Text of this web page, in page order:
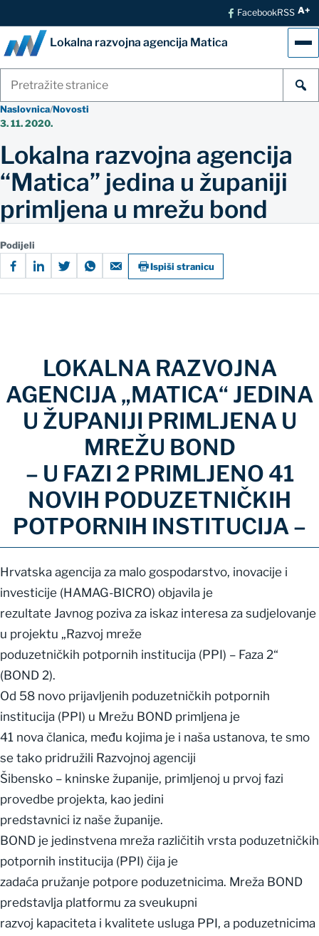
FacebookRSS A+
Lokalna razvojna agencija Matica
Naslovnica/Novosti
3. 11. 2020.
Lokalna razvojna agencija
“Matica” jedina u županiji
primljena u mrežu bond
Podijeli
Ispiši stranicu
LOKALNA RAZVOJNA
AGENCIJA „MATICA“ JEDINA
U ŽUPANIJI PRIMLJENA U
MREŽU BOND
– U FAZI 2 PRIMLJENO 41
NOVIH PODUZETNIČKIH
POTPORNIH INSTITUCIJA –
Hrvatska agencija za malo gospodarstvo, inovacije i
investicije (HAMAG-BICRO) objavila je
rezultate Javnog poziva za iskaz interesa za sudjelovanje
u projektu „Razvoj mreže
poduzetničkih potpornih institucija (PPI) – Faza 2“
(BOND 2).
Od 58 novo prijavljenih poduzetničkih potpornih
institucija (PPI) u Mrežu BOND primljena je
41 nova članica, među kojima je i naša ustanova, te smo
se tako pridružili Razvojnoj agenciji
Šibensko – kninske županije, primljenoj u prvoj fazi
provedbe projekta, kao jedini
predstavnici iz naše županije.
BOND je jedinstvena mreža različitih vrsta poduzetničkih
potpornih institucija (PPI) čija je
zadaća pružanje potpore poduzetnicima. Mreža BOND
predstavlja platformu za sveukupni
razvoj kapaciteta i kvalitete usluga PPI, a poduzetnicima